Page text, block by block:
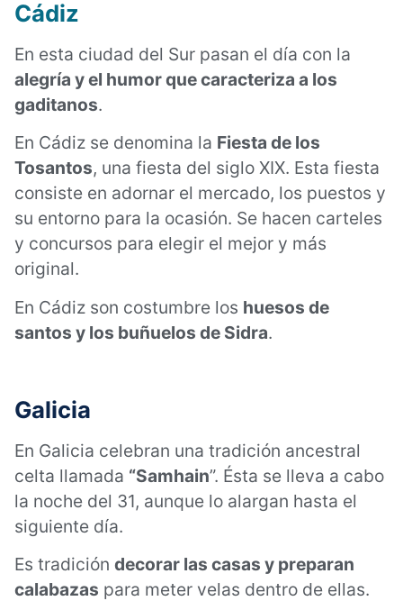
Cádiz
En esta ciudad del Sur pasan el día con la
alegría y el humor que caracteriza a los
gaditanos.
En Cádiz se denomina la Fiesta de los
Tosantos, una fiesta del siglo XIX. Esta fiesta
consiste en adornar el mercado, los puestos y
su entorno para la ocasión. Se hacen carteles
y concursos para elegir el mejor y más
original.
En Cádiz son costumbre los huesos de
santos y los buñuelos de Sidra.
Galicia
En Galicia celebran una tradición ancestral
celta llamada “Samhain”. Ésta se lleva a cabo
la noche del 31, aunque lo alargan hasta el
siguiente día.
Es tradición decorar las casas y preparan
calabazas para meter velas dentro de ellas.